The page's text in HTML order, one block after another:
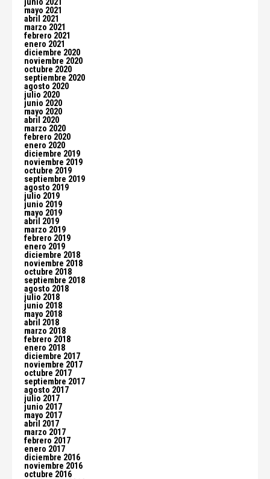
junio 2021
mayo 2021
abril 2021
marzo 2021
febrero 2021
enero 2021
diciembre 2020
noviembre 2020
octubre 2020
septiembre 2020
agosto 2020
julio 2020
junio 2020
mayo 2020
abril 2020
marzo 2020
febrero 2020
enero 2020
diciembre 2019
noviembre 2019
octubre 2019
septiembre 2019
agosto 2019
julio 2019
junio 2019
mayo 2019
abril 2019
marzo 2019
febrero 2019
enero 2019
diciembre 2018
noviembre 2018
octubre 2018
septiembre 2018
agosto 2018
julio 2018
junio 2018
mayo 2018
abril 2018
marzo 2018
febrero 2018
enero 2018
diciembre 2017
noviembre 2017
octubre 2017
septiembre 2017
agosto 2017
julio 2017
junio 2017
mayo 2017
abril 2017
marzo 2017
febrero 2017
enero 2017
diciembre 2016
noviembre 2016
octubre 2016